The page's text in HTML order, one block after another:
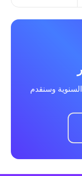
قم باختيار خطة استضافة Ultahost السنوية وسنقدم